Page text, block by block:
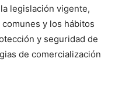
legislación vigente,
y los hábitos
y seguridad de
de comercialización